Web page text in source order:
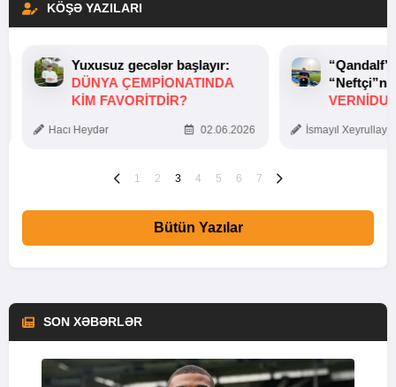
KÖŞƏ YAZILARI
Yuxusuz gecələr başlayır:
DÜNYA ÇEMPIONATINDA
KIM FAVORITDIR?
Hacı Heydər 02.06.2026 İsmayıl
1 2 3 4 5 6 7
Bütün Yazılar
SON XƏBƏRLƏR